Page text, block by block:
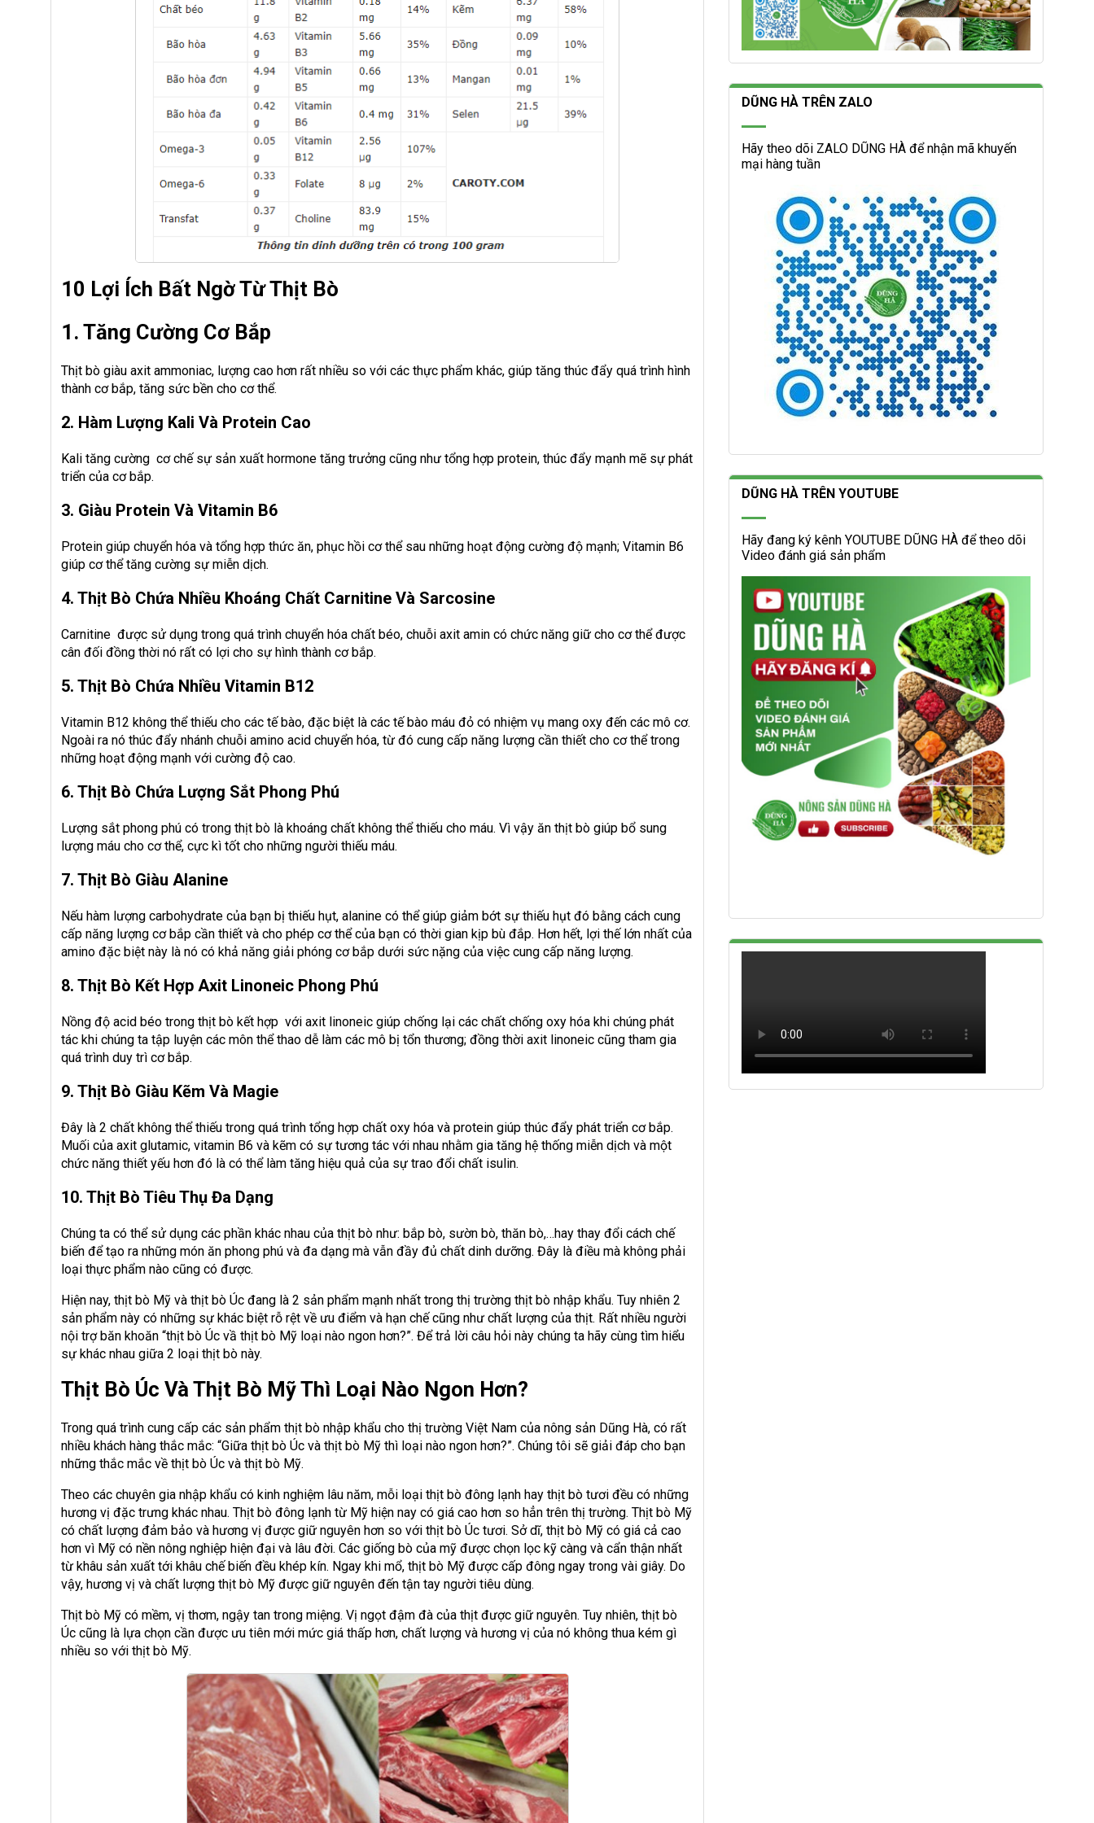
10 Lợi Ích Bất Ngờ Từ Thịt Bò
1. Tăng Cường Cơ Bắp
Thịt bò giàu axit ammoniac, lượng cao hơn rất nhiều so với các thực phẩm khác, giúp tăng thúc đẩy quá trình hình
thành cơ bắp, tăng sức bền cho cơ thể.
2. Hàm Lượng Kali Và Protein Cao
Kali tăng cường cơ chế sự sản xuất hormone tăng trưởng cũng như tổng hợp protein, thúc đẩy mạnh mẽ sự phát
triển của cơ bắp.
3. Giàu Protein Và Vitamin B6
Protein giúp chuyển hóa và tổng hợp thức ăn, phục hồi cơ thể sau những hoạt động cường độ mạnh; Vitamin B6
giúp cơ thể tăng cường sự miễn dịch.
4. Thịt Bò Chứa Nhiều Khoáng Chất Carnitine Và Sarcosine
Carnitine được sử dụng trong quá trình chuyển hóa chất béo, chuỗi axit amin có chức năng giữ cho cơ thể được
cân đối đồng thời nó rất có lợi cho sự hình thành cơ bắp.
5. Thịt Bò Chứa Nhiều Vitamin B12
Vitamin B12 không thể thiếu cho các tế bào, đặc biệt là các tế bào máu đỏ có nhiệm vụ mang oxy đến các mô cơ.
Ngoài ra nó thúc đẩy nhánh chuỗi amino acid chuyển hóa, từ đó cung cấp năng lượng cần thiết cho cơ thể trong
những hoạt động mạnh với cường độ cao.
6. Thịt Bò Chứa Lượng Sắt Phong Phú
Lượng sắt phong phú có trong thịt bò là khoáng chất không thể thiếu cho máu. Vì vậy ăn thịt bò giúp bổ sung
lượng máu cho cơ thể, cực kì tốt cho những người thiếu máu.
7. Thịt Bò Giàu Alanine
Nếu hàm lượng carbohydrate của bạn bị thiếu hụt, alanine có thể giúp giảm bớt sự thiếu hụt đó bằng cách cung
cấp năng lượng cơ bắp cần thiết và cho phép cơ thể của bạn có thời gian kịp bù đắp. Hơn hết, lợi thế lớn nhất của
amino đặc biệt này là nó có khả năng giải phóng cơ bắp dưới sức nặng của việc cung cấp năng lượng.
8. Thịt Bò Kết Hợp Axit Linoneic Phong Phú
Nồng độ acid béo trong thịt bò kết hợp với axit linoneic giúp chống lại các chất chống oxy hóa khi chúng phát
tác khi chúng ta tập luyện các môn thể thao dễ làm các mô bị tổn thương; đồng thời axit linoneic cũng tham gia
quá trình duy trì cơ bắp.
9. Thịt Bò Giàu Kẽm Và Magie
Đây là 2 chất không thể thiếu trong quá trình tổng hợp chất oxy hóa và protein giúp thúc đẩy phát triển cơ bắp.
Muối của axit glutamic, vitamin B6 và kẽm có sự tương tác với nhau nhằm gia tăng hệ thống miễn dịch và một
chức năng thiết yếu hơn đó là có thể làm tăng hiệu quả của sự trao đổi chất isulin.
10. Thịt Bò Tiêu Thụ Đa Dạng
Chúng ta có thể sử dụng các phần khác nhau của thịt bò như: bắp bò, sườn bò, thăn bò,…hay thay đổi cách chế
biến để tạo ra những món ăn phong phú và đa dạng mà vẫn đầy đủ chất dinh dưỡng. Đây là điều mà không phải
loại thực phẩm nào cũng có được.
Hiện nay, thịt bò Mỹ và thịt bò Úc đang là 2 sản phẩm mạnh nhất trong thị trường thịt bò nhập khẩu. Tuy nhiên 2
sản phẩm này có những sự khác biệt rỗ rệt về ưu điểm và hạn chế cũng như chất lượng của thịt. Rất nhiều người
nội trợ băn khoăn “thịt bò Úc vầ thịt bò Mỹ loại nào ngon hơn?”. Để trả lời câu hỏi này chúng ta hãy cùng tìm hiểu
sự khác nhau giữa 2 loại thịt bò này.
Thịt Bò Úc Và Thịt Bò Mỹ Thì Loại Nào Ngon Hơn?
Trong quá trình cung cấp các sản phẩm thịt bò nhập khẩu cho thị trường Việt Nam của nông sản Dũng Hà, có rất
nhiều khách hàng thắc mắc: “Giữa thịt bò Úc và thịt bò Mỹ thì loại nào ngon hơn?”. Chúng tôi sẽ giải đáp cho bạn
những thắc mắc về thịt bò Úc và thịt bò Mỹ.
Theo các chuyên gia nhập khẩu có kinh nghiệm lâu năm, mỗi loại thịt bò đông lạnh hay thịt bò tươi đều có những
hương vị đặc trưng khác nhau. Thịt bò đông lạnh từ Mỹ hiện nay có giá cao hơn so hẳn trên thị trường. Thịt bò Mỹ
có chất lượng đảm bảo và hương vị được giữ nguyên hơn so với thịt bò Úc tươi. Sở dĩ, thịt bò Mỹ có giá cả cao
hơn vì Mỹ có nền nông nghiệp hiện đại và lâu đời. Các giống bò của mỹ được chọn lọc kỹ càng và cẩn thận nhất
từ khâu sản xuất tới khâu chế biến đều khép kín. Ngay khi mổ, thịt bò Mỹ được cấp đông ngay trong vài giây. Do
vậy, hương vị và chất lượng thịt bò Mỹ được giữ nguyên đến tận tay người tiêu dùng.
Thịt bò Mỹ có mềm, vị thơm, ngậy tan trong miệng. Vị ngọt đậm đà của thịt được giữ nguyên. Tuy nhiên, thịt bò
Úc cũng là lựa chọn cần được ưu tiên mới mức giá thấp hơn, chất lượng và hương vị của nó không thua kém gì
nhiều so với thịt bò Mỹ.
DŨNG HÀ TRÊN ZALO
Hãy theo dõi ZALO DŨNG HÀ để nhận mã khuyến
mại hàng tuần
DŨNG HÀ TRÊN YOUTUBE
Hãy đang ký kênh YOUTUBE DŨNG HÀ để theo dõi
Video đánh giá sản phẩm